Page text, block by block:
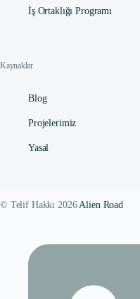
İş Ortaklığı Programı
Kaynaklar
Blog
Projelerimiz
Yasal
© Telif Hakkı 2026Alien Road